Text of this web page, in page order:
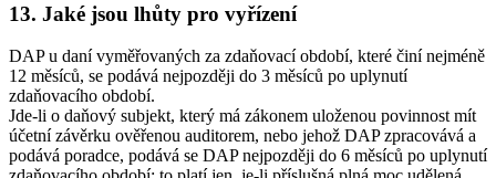
13. Jaké jsou lhůty pro vyřízení
DAP u daní vyměřovaných za zdaňovací období, které činí nejméně
12 měsíců, se podává nejpozději do 3 měsíců po uplynutí
zdaňovacího období.
Jde-li o daňový subjekt, který má zákonem uloženou povinnost mít
účetní závěrku ověřenou auditorem, nebo jehož DAP zpracovává a
podává poradce, podává se DAP nejpozději do 6 měsíců po uplynutí